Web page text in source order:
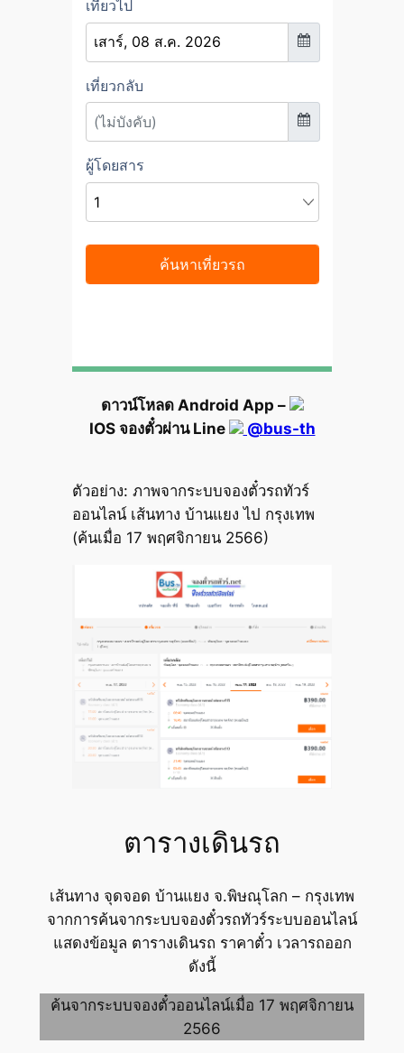
ดาวน์โหลด Android App –
IOS จองตั๋วผ่าน Line
@bus-th
ตัวอย่าง: ภาพจากระบบจองตั๋วรถทัวร์
ออนไลน์ เส้นทาง บ้านแยง ไป กรุงเทพ
(ค้นเมื่อ 17 พฤศจิกายน 2566)
ตารางเดินรถ
เส้นทาง จุดจอด บ้านแยง จ.พิษณุโลก – กรุงเทพ
จากการค้นจากระบบจองตั๋วรถทัวร์ระบบออนไลน์
แสดงข้อมูล ตารางเดินรถ ราคาตั๋ว เวลารถออก
ดังนี้
ค้นจากระบบจองตั๋วออนไลน์เมื่อ 17 พฤศจิกายน
2566